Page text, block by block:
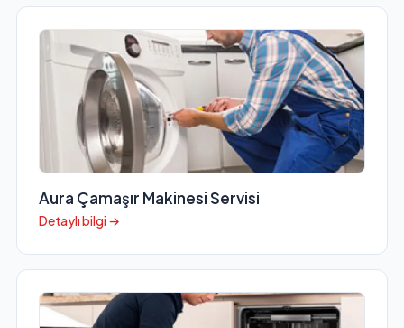
Aura Çamaşır Makinesi Servisi
Detaylı bilgi →